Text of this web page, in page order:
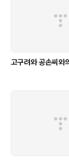
고구려와 공손씨와